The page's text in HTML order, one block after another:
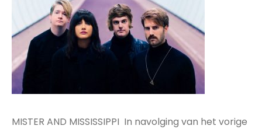
MISTER AND MISSISSIPPI In navolging van het vorige